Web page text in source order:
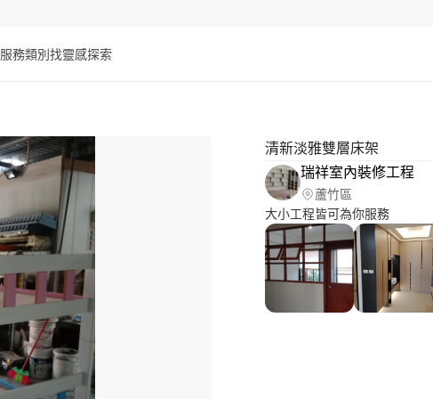
服務類別 找靈感探索
清新淡雅雙層床架
瑞祥室內裝修工程
蘆竹區
大小工程皆可為你服務